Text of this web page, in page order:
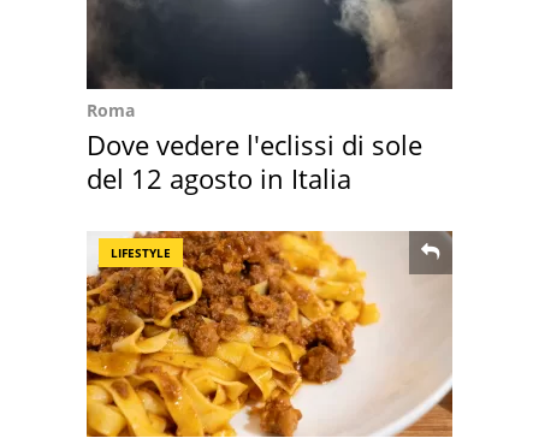
Roma
Dove vedere l'eclissi di sole
del 12 agosto in Italia
LIFESTYLE